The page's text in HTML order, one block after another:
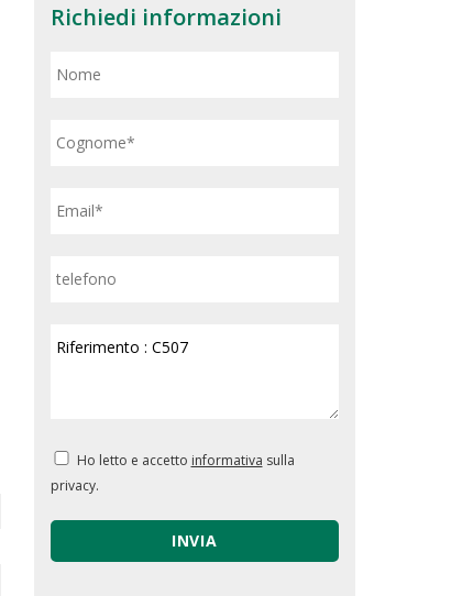
Richiedi informazioni
Ho letto e accetto informativa sulla
privacy.